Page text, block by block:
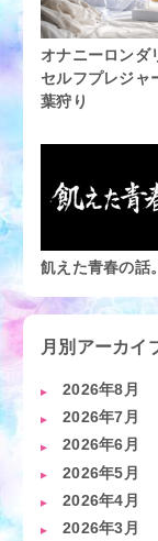
オナニーロンダ
セルフプレジャ
葉狩り
飢えた青春の話。
月別アーカイ
2026年8月
2026年7月
2026年6月
2026年5月
2026年4月
2026年3月